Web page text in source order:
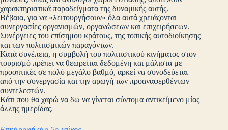
χαρακτηριστικά παραδείγματα της δυναμικής αυτής.
Βέβαια, για να «λειτουργήσουν» όλα αυτά χρειάζονται
συνεργασίες οργανισμών, οργανώσεων και επιχειρήσεων.
Συνέργειες του επίσημου κράτους, της τοπικής αυτοδιοίκησης
και των πολιτισμικών παραγόντων.
Κατά συνέπεια, η συμβολή του πολιτιστικού κινήματος στον
τουρισμό πρέπει να θεωρείται δεδομένη και μάλιστα με
προοπτικές σε πολύ μεγάλο βαθμό, αρκεί να συνοδεύεται
από την συνεργασία και την αρωγή των προαναφερθέντων
συντελεστών.
Κάτι που θα χαρώ να δω να γίνεται σύντομα αντικείμενο μίας
άλλης ημερίδας.